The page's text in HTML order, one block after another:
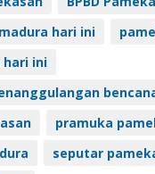
madura hari ini
hari ini
pramuka
seputar